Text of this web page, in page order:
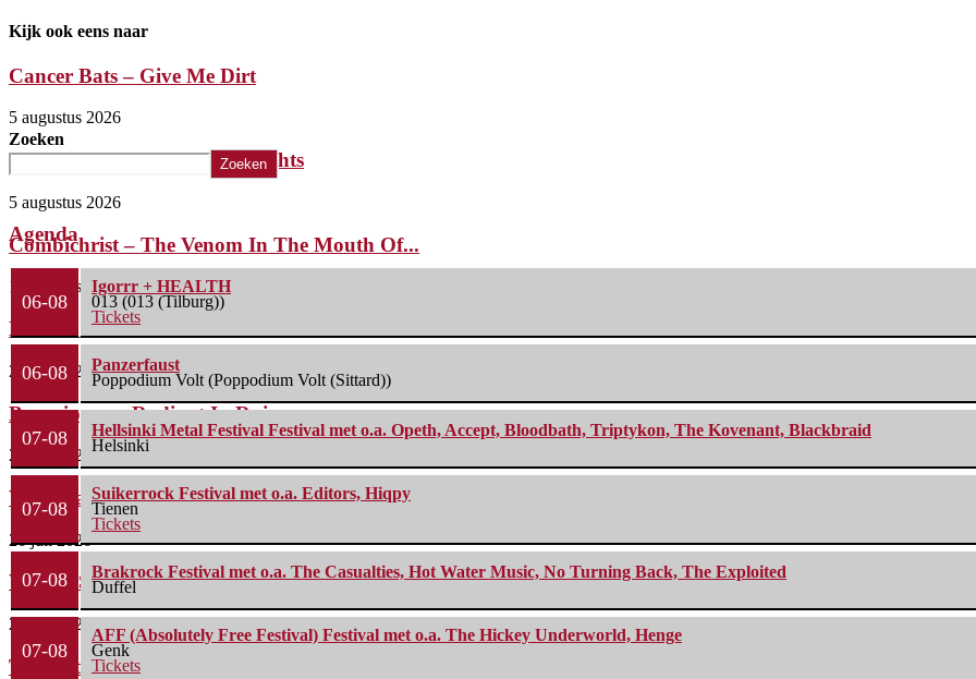
Kijk ook eens naar
Cancer Bats – Give Me Dirt
5 augustus 2026
The Iron Roses – Molotov Nights
5 augustus 2026
Combichrist – The Venom In The Mouth Of...
1 augustus 2026
Lunatic Soul – Transition II
29 juli 2026
Boneripper – Radiant In Ruin
27 juli 2026
Waterparks – Jinx
26 juli 2026
Wailin’ Storms – The Arsonist
26 juli 2026
The Fifth Alliance – Stenahoria
Zoeken
Zoeken
Agenda
06-08
Igorrr + HEALTH
013 (013 (Tilburg))
Tickets
06-08
Panzerfaust
Poppodium Volt (Poppodium Volt (Sittard))
07-08
Hellsinki Metal Festival Festival met o.a. Opeth, Accept, Bloodbath, Triptykon, The Kovenant, Blackbraid
Helsinki
07-08
Suikerrock Festival met o.a. Editors, Hiqpy
Tienen
Tickets
07-08
Brakrock Festival met o.a. The Casualties, Hot Water Music, No Turning Back, The Exploited
Duffel
07-08
AFF (Absolutely Free Festival) Festival met o.a. The Hickey Underworld, Henge
Genk
Tickets